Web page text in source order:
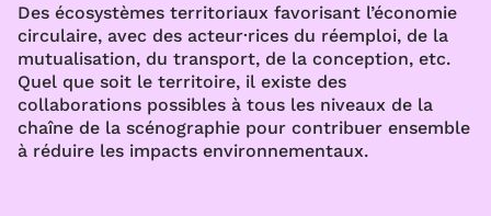
Des écosystèmes territoriaux favorisant l’économie
circulaire, avec des acteur·rices du réemploi, de la
mutualisation, du transport, de la conception, etc.
Quel que soit le territoire, il existe des
collaborations possibles à tous les niveaux de la
chaîne de la scénographie pour contribuer ensemble
à réduire les impacts environnementaux.